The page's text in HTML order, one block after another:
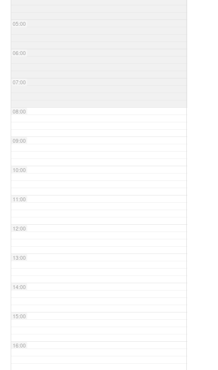
05:00
06:00
07:00
08:00
09:00
10:00
11:00
12:00
13:00
14:00
15:00
16:00